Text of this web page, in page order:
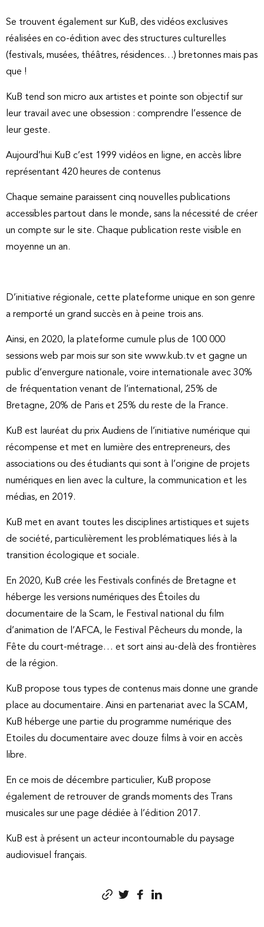
Se trouvent également sur KuB, des vidéos exclusives
réalisées en co-édition avec des structures culturelles
(festivals, musées, théâtres, résidences…) bretonnes mais pas
que !
KuB tend son micro aux artistes et pointe son objectif sur
leur travail avec une obsession : comprendre l’essence de
leur geste.
Aujourd’hui KuB c’est 1999 vidéos en ligne, en accès libre
représentant 420 heures de contenus
Chaque semaine paraissent cinq nouvelles publications
accessibles partout dans le monde, sans la nécessité de créer
un compte sur le site. Chaque publication reste visible en
moyenne un an.
D’initiative régionale, cette plateforme unique en son genre
a remporté un grand succès en à peine trois ans.
Ainsi, en 2020, la plateforme cumule plus de 100 000
sessions web par mois sur son site www.kub.tv et gagne un
public d’envergure nationale, voire internationale avec 30%
de fréquentation venant de l’international, 25% de
Bretagne, 20% de Paris et 25% du reste de la France.
KuB est lauréat du prix Audiens de l’initiative numérique qui
récompense et met en lumière des entrepreneurs, des
associations ou des étudiants qui sont à l’origine de projets
numériques en lien avec la culture, la communication et les
médias, en 2019.
KuB met en avant toutes les disciplines artistiques et sujets
de société, particulièrement les problématiques liés à la
transition écologique et sociale.
En 2020, KuB crée les Festivals confinés de Bretagne et
héberge les versions numériques des Étoiles du
documentaire de la Scam, le Festival national du film
d’animation de l’AFCA, le Festival Pêcheurs du monde, la
Fête du court-métrage… et sort ainsi au-delà des frontières
de la région.
KuB propose tous types de contenus mais donne une grande
place au documentaire. Ainsi en partenariat avec la SCAM,
KuB héberge une partie du programme numérique des
Etoiles du documentaire avec douze films à voir en accès
libre.
En ce mois de décembre particulier, KuB propose
également de retrouver de grands moments des Trans
musicales sur une page dédiée à l’édition 2017.
KuB est à présent un acteur incontournable du paysage
audiovisuel français.